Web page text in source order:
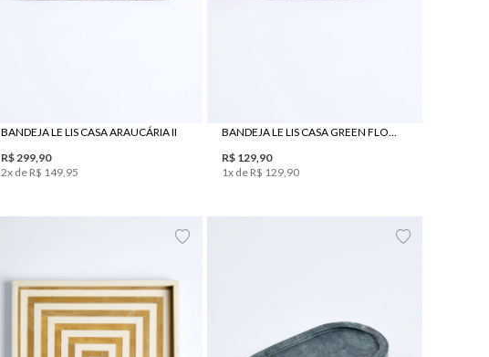
BANDEJA LE LIS CASA ARAUCÁRIA II
R$ 299, 90
2x de R$ 149, 95
BANDEJA LE LIS CASA GREEN FLOREST
R$ 129, 90
1x de R$ 129, 90